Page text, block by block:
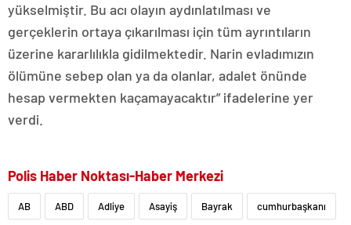
yükselmiştir. Bu acı olayın aydınlatılması ve
gerçeklerin ortaya çıkarılması için tüm ayrıntıların
üzerine kararlılıkla gidilmektedir. Narin evladımızın
ölümüne sebep olan ya da olanlar, adalet önünde
hesap vermekten kaçamayacaktır” ifadelerine yer
verdi.
Polis Haber Noktası-Haber Merkezi
AB ABD Adliye Asayiş Bayrak cumhurbaşkanı